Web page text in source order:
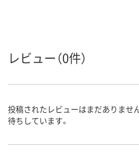
レビュー（0件）
投稿されたレビューはまだありませ
待ちしています。